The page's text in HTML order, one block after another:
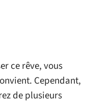
ce rêve, vous
Cependant,
de plusieurs